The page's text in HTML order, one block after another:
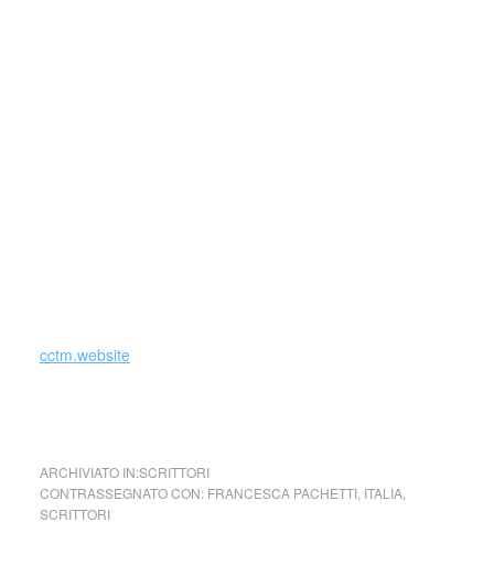
cctm.website
ARCHIVIATO IN:SCRITTORI
CONTRASSEGNATO CON: FRANCESCA PACHETTI, ITALIA,
SCRITTORI